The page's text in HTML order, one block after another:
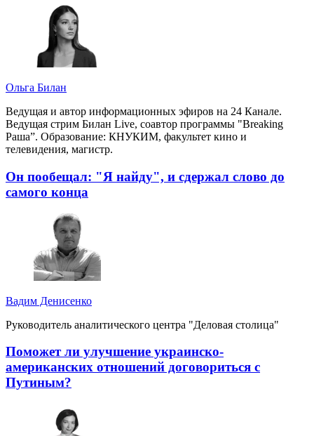
Ольга Билан
Ведущая и автор информационных эфиров на 24 Канале.
Ведущая стрим Билан Live, соавтор программы "Breaking
Раша”. Образование: КНУКИМ, факультет кино и
телевидения, магистр.
Он пообещал: "Я найду", и сдержал слово до
самого конца
Вадим Денисенко
Руководитель аналитического центра "Деловая столица"
Поможет ли улучшение украинско-
американских отношений договориться с
Путиным?